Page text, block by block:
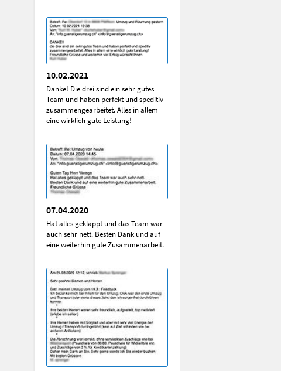
10.02.2021
Danke! Die drei sind ein sehr gutes
Team und haben perfekt und speditiv
zusammengearbeitet. Alles in allem
eine wirklich gute Leistung!
07.04.2020
Hat alles geklappt und das Team war
auch sehr nett. Besten Dank und auf
eine weiterhin gute Zusammenarbeit.